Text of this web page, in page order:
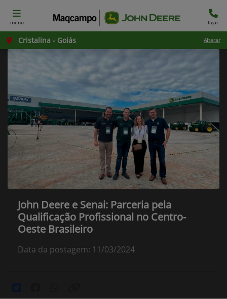
menu ligar
Cristalina - Goiás Alterar
John Deere e Senai: Parceria pela
Qualificação Profissional no Centro-
Oeste Brasileiro
Data da postagem: 11/03/2024